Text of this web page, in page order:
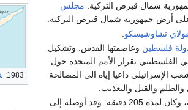
1983:
شمال قبرص التركية. مجلس
أرض جمهورية شمال قبرص التركية.
تشاوشيسكو
فلسطين وعاصمتها القدس. وتشكيل
الفلسطيني بقرار الأمم المتحدة حول
داعيا إياه الى المصالحة
والقتل والتعذيب.
يقوم بأول وآخر تحليق تجريبي له، وكان لمدة 205 دقيقة. وقد أوصله إلى